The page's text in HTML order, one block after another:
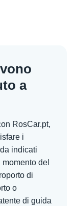
a
RosCar.pt,
i
indicati
del
di
o
di guida